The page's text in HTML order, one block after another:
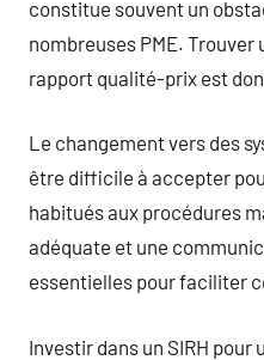
constitue souvent un
nombreuses PME. Trouver
rapport qualité-prix est
Le changement vers des
être difficile à accepter
habitués aux procédures
adéquate et une
essentielles pour faciliter
Investir dans un SIRH